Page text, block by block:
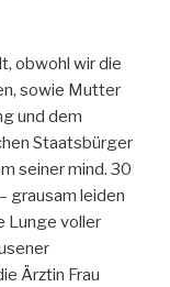
obwohl wir die
sowie Mutter
und dem
Staatsbürger
seiner mind. 30
grausam leiden
Lunge voller
Ärztin Frau